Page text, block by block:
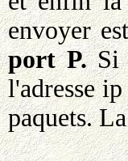
envoyer
port P.Si
l'adresse
paquets.